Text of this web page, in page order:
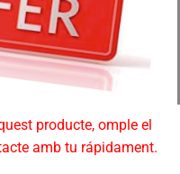
producte, omple el
amb tu rápidament.